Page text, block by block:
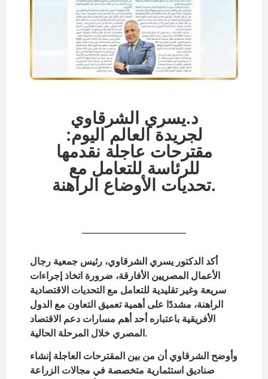
د.يسري الشرقاوي
لجريدة العالم اليوم:
مقترحات عاجلة نقدمها
للرئاسة للتعامل مع
تحديات الأوضاع الراهنة.
أكد الدكتور يسري الشرقاوي، رئيس جمعية رجال
الأعمال المصريين الأفارقة، ضرورة اتخاذ إجراءات
سريعة وغير تقليدية للتعامل مع التحديات الاقتصادية
الراهنة، مشددًا على أهمية تعميق التعاون مع الدول
الأفريقية باعتباره أحد أهم مسارات دعم الاقتصاد
المصري خلال المرحلة الحالية.
وأوضح الشرقاوي أن من بين المقترحات العاجلة إنشاء
صناديق استثمارية متخصصة في مجالات الزراعة